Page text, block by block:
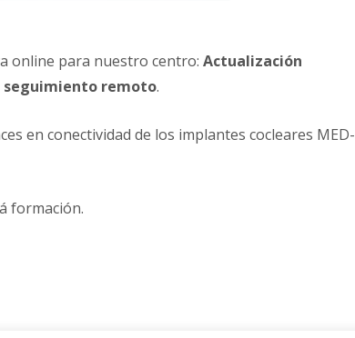
online para nuestro centro: Actualización
seguimiento remoto.
en conectividad de los implantes cocleares MED-
formación.